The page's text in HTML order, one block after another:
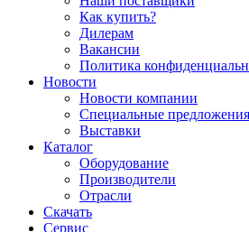
Как купить?
Дилерам
Вакансии
Политика
Новости
Новости компании
Специальные предложения
Выставки
Каталог
Оборудование
Производители
Отрасли
Скачать
Сервис